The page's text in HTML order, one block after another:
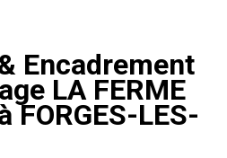
Encadrement
LA FERME
FORGES-LES-